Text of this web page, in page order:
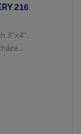
216
3''x4''.